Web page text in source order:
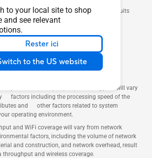
to your local site to shop
and see relevant
Rester ici
to the US website
de commerce, de marques et de produits
sociétés respectives.
multimédia haute définition HDMI et
HDMI, et les logos HDMI sont des marques
marques déposées de HDMI Licensing
of USB 3.0, 3.1, 3.2, and/or Type-C will vary
factors including the processing speed of the
and other factors related to system
operating environment.
and WiFi coverage will vary from network
factors, including the volume of network
and construction, and network overhead, result
throughput and wireless coverage.